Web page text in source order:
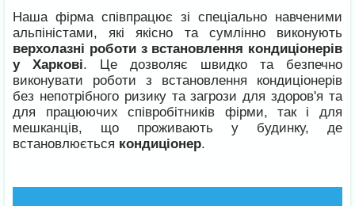
Наша фірма співпрацює зі спеціально навченими
альпіністами, які якісно та сумлінно виконують
верхолазні роботи з встановлення кондиціонерів
у Харкові. Це дозволяє швидко та безпечно
виконувати роботи з встановлення кондиціонерів
без непотрібного ризику та загрози для здоров'я та
для працюючих співробітників фірми, так і для
мешканців, що проживають у будинку, де
встановлюється кондиціонер.